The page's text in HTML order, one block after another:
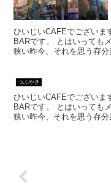
ひいじいCAFEでございま
BARです。 とはいっても
狭い昨今、それを思う存
つぶやき
ひいじいCAFEでございま
BARです。 とはいっても
狭い昨今、それを思う存